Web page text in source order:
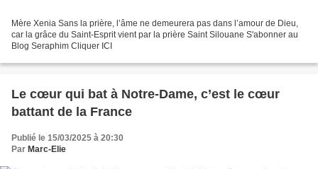
Mère Xenia Sans la prière, l’âme ne demeurera pas dans l’amour de Dieu,
car la grâce du Saint-Esprit vient par la prière Saint Silouane S'abonner au
Blog Seraphim Cliquer ICI
Le cœur qui bat à Notre-Dame, c’est le cœur
battant de la France
Publié le 15/03/2025 à 20:30
Par Marc-Elie